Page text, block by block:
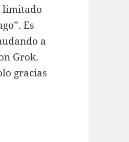
limitado
Es
a
Grok.
gracias